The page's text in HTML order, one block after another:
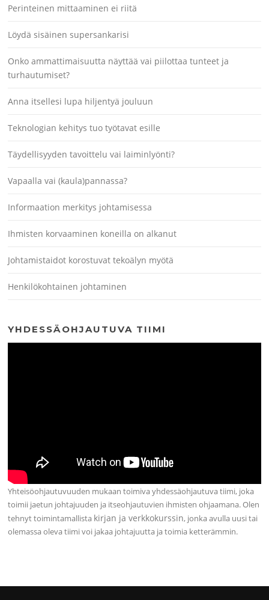
Perinteinen mittaaminen ei riitä
Löydä sisäinen supersankarisi
Onko ammattimaisuutta näyttää vai piilottaa tunteet ja
turhautumiset?
Anna itsellesi lupa hiljentyä jouluun
Teknologian kehitys tuo työtavat esille
Täydellisyyden tavoittelu vai laiminlyönti?
Vapaalla vai (kaula)pannassa?
Informaation merkitys johtamisessa
Ihmisten korvaaminen koneilla on alkanut
Johtamistaidot korostuvat tekoälyn myötä
Henkilökohtainen johtaminen
YHDESSÄOHJAUTUVA TIIMI
Yhteisöohjautuvuuden mukaan toimiva yhdessäohjautuva tiimi, joka
toimii jaetun johtajuuden ja itseohjautuvien ihmisten ohjaamana. Olen
tehnyt toimintamallista kirjan ja verkkokurssin, jonka avulla uusi tai
olemassa oleva tiimi voi jakaa johtajuutta ja toimia ketterämmin.